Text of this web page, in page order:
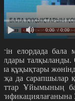
0:00 / 0:00
елордада бала
құқықтары
да сарапшылар
Ұйымының